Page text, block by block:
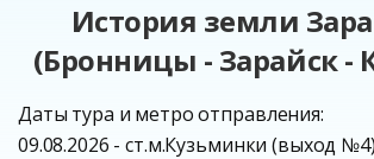
История земли
(Бронницы - Зарайск -
Даты тура и метро отправления:
09.08.2026 - ст.м.Кузьминки (выход